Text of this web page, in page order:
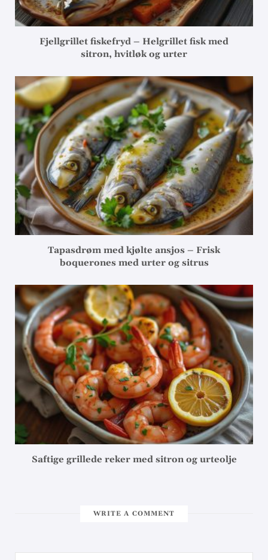
Fjellgrillet fiskefryd – Helgrillet fisk med
sitron, hvitløk og urter
Tapasdrøm med kjølte ansjos – Frisk
boquerones med urter og sitrus
Saftige grillede reker med sitron og urteolje
WRITE A COMMENT